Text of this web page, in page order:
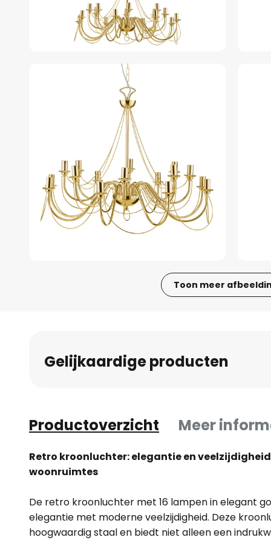
Toon meer
vanGelijkaardige producten
Productoverzicht Meer
Retro kroonluchter: elegantie en
woonruimtes
De retro kroonluchter met 16 lampen in elegant
elegantie met moderne veelzijdigheid. Deze
hoogwaardig staal en biedt niet alleen een